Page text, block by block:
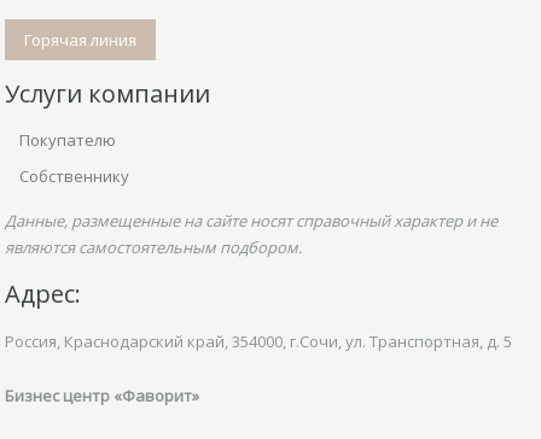
Горячая линия
Услуги компании
Покупателю
Собственнику
Данные, размещенные на сайте носят справочный характер и не
являются самостоятельным подбором.
Адрес:
Россия, Краснодарский край,354000, г.Сочи, ул. Транспортная, д. 5
Бизнес центр «Фаворит»